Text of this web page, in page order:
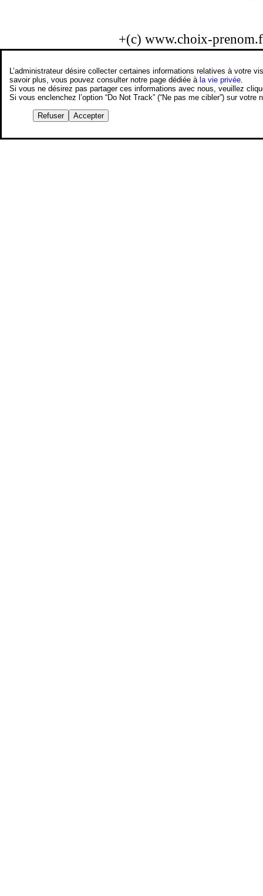
+(c) www.choix-
L’administrateur désire collecter certaines informations relatives à votre
savoir plus, vous pouvez consulter notre page dédiée àla vie privée
Si vous ne désirez pas partager ces informations avec nous, veuillez
Si vous enclenchez l’option “Do Not Track” (“Ne pas me cibler”) sur
Refuser Accepter